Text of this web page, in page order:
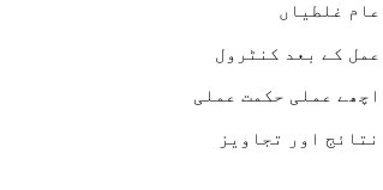
غلطیاں
کے بعد کنٹرول
عملی حکمت عملی
اور تجاویز